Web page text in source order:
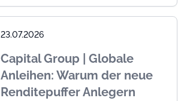
23.07.2026
Capital Group | Globale
Anleihen: Warum der neue
Renditepuffer Anlegern